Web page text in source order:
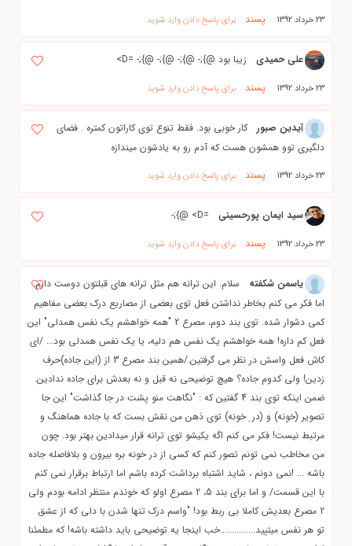
23 خرداد 1392 پسند برای پاسخ دادن وارد شوید
علی حمیدی زیبا بود @};- @};- @};- @};- =D>
23 خرداد 1392 پسند برای پاسخ دادن وارد شوید
آیدین صبور
کار خوبی بود. فقط تنوع توی کاراتون کمتره . فضای
دلگیری توو همشون هست که آدم رو به یادشون میندازه
23 خرداد 1392 پسند برای پاسخ دادن وارد شوید
سید ایمان پورحسینی =D> @};-
23 خرداد 1392 پسند برای پاسخ دادن وارد شوید
یاسمن شکفته
سلام. این ترانه هم مثل ترانه های قبلتون دوست دارم.
اما فکر می کنم بخاطر نداشتن فعل توی بعضی از مصاریع درک بعضی مفاهیم
کمی دشوار شده. توی بند دوم، مصرع 2 "همه خواهشم یک نفس همدلی" این
فعل کم داره! همه خواهشم یک نفس هم دلیه، یا یک نفس همدلی بود... /ای
کاش فعل واسش در نظر می گرفتین./همین بند مصرع 3 از (این جاده)حرف
زدین! ولی کدوم جاده؟ هیچ توضیحی نه قبل و نه بعدش برای جاده ندادین.
ضمن اینکه توی بند 4 گفتین که : "نگاهت منو پشت در جا گذاشت" این جا
تصویر (خونه) و (در ِ خونه) توی ذهن من نقش بست که با جاده هماهنگ و
مرتبط نیست! فکر می کنم اگه یکیشو توی ترانه قرار میدادین بهتر بود. چون
من مخاطب نمی تونم تصور کنم که کسی از در خونه بره بیرون و بلافاصله جاده
باشه ... !نمی دونم ، شاید اشتباه برداشت کرده باشم اما ارتباط برقرار نمی کنم
با این قسمت/ و اما برای بند 5، 2 مصرع اولو که خوندم منتظر ادامه بودم ولی
2 مصرع بعدیش کاملا بی ربط بود! "واسم درک تنها شدن با دلی که از عشق
تو هر نفس میتپید...............خب اینجا یه توضیحی باید داشته باشه! که مطمئنا